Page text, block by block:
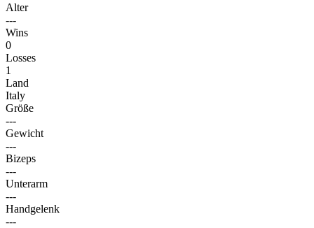
Alter
---
Wins
0
Losses
1
Land
Italy
Größe
---
Gewicht
---
Bizeps
---
Unterarm
---
Handgelenk
---